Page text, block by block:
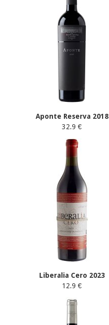
Aponte Reserva 2018
32.9 €
Liberalia Cero 2023
12.9 €